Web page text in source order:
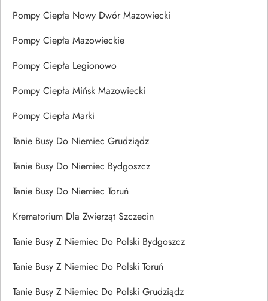
Pompy Ciepła Nowy Dwór Mazowiecki
Pompy Ciepła Mazowieckie
Pompy Ciepła Legionowo
Pompy Ciepła Mińsk Mazowiecki
Pompy Ciepła Marki
Tanie Busy Do Niemiec Grudziądz
Tanie Busy Do Niemiec Bydgoszcz
Tanie Busy Do Niemiec Toruń
Krematorium Dla Zwierząt Szczecin
Tanie Busy Z Niemiec Do Polski Bydgoszcz
Tanie Busy Z Niemiec Do Polski Toruń
Tanie Busy Z Niemiec Do Polski Grudziądz